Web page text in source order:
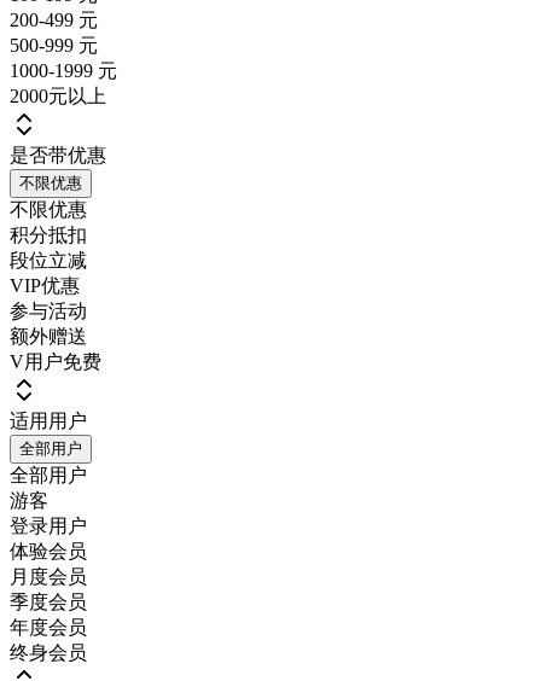
200-499 元
500-999 元
1000-1999 元
2000元以上
是否带优惠
不限优惠
不限优惠
积分抵扣
段位立减
VIP优惠
参与活动
额外赠送
V用户免费
适用用户
全部用户
全部用户
游客
登录用户
体验会员
月度会员
季度会员
年度会员
终身会员